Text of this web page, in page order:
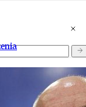
oddać się